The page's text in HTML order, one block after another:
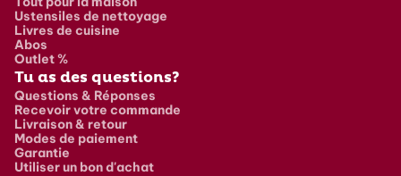
Ustensiles de nettoyage
Livres de cuisine
Abos
Outlet %
Tu as des questions?
Questions & Réponses
Recevoir votre commande
Livraison & retour
Modes de paiement
Garantie
Utiliser un bon d'achat